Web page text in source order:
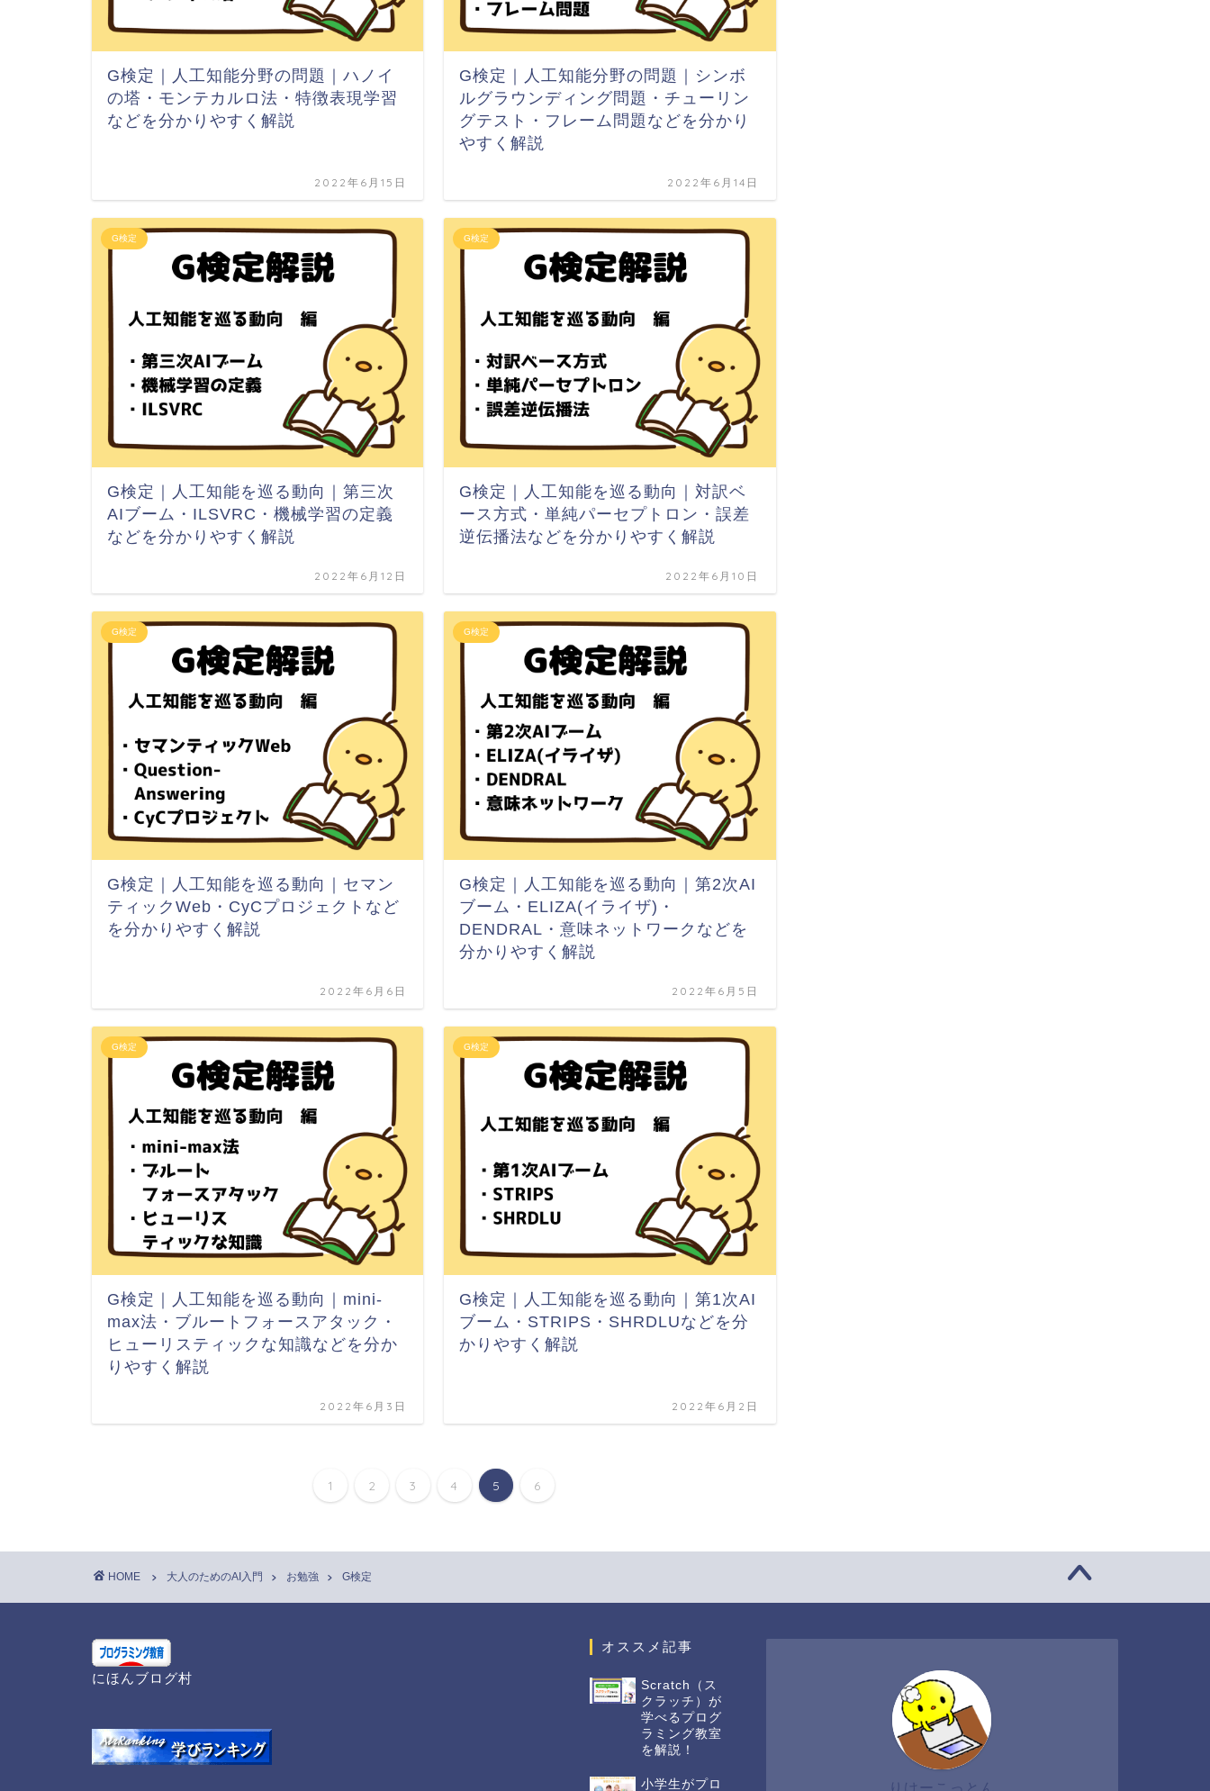
G検定｜人工知能分野の問題｜ハノイ
の塔・モンテカルロ法・特徴表現学習
などを分かりやすく解説
2022年6月15日
G検定｜人工知能分野の問題｜シンボ
ルグラウンディング問題・チューリン
グテスト・フレーム問題などを分かり
やすく解説
2022年6月14日
G検定
G検定｜人工知能を巡る動向｜第三次
AIブーム・ILSVRC・機械学習の定義
などを分かりやすく解説
2022年6月12日
G検定
G検定｜人工知能を巡る動向｜対訳ベ
ース方式・単純パーセプトロン・誤差
逆伝播法などを分かりやすく解説
2022年6月10日
G検定
G検定｜人工知能を巡る動向｜セマン
ティックWeb・CyCプロジェクトなど
を分かりやすく解説
2022年6月6日
G検定
G検定｜人工知能を巡る動向｜第2次AI
ブーム・ELIZA(イライザ)・
DENDRAL・意味ネットワークなどを
分かりやすく解説
2022年6月5日
G検定
G検定｜人工知能を巡る動向｜mini-
max法・ブルートフォースアタック・
ヒューリスティックな知識などを分か
りやすく解説
2022年6月3日
G検定
G検定｜人工知能を巡る動向｜第1次AI
ブーム・STRIPS・SHRDLUなどを分
かりやすく解説
2022年6月2日
1 2 3 4 5 6
HOME 大人のためのAI入門 お勉強 G検定
にほんブログ村
オススメ記事
Scratch（ス
クラッチ）が
学べるプログ
ラミング教室
を解説！
小学生がプロ